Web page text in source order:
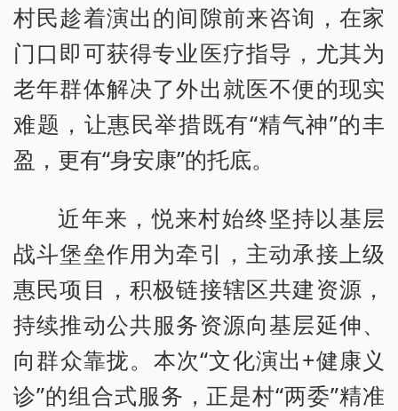
村民趁着演出的间隙前来咨询，在家
门口即可获得专业医疗指导，尤其为
老年群体解决了外出就医不便的现实
难题，让惠民举措既有“精气神”的丰
盈，更有“身安康”的托底。
近年来，悦来村始终坚持以基层
战斗堡垒作用为牵引，主动承接上级
惠民项目，积极链接辖区共建资源，
持续推动公共服务资源向基层延伸、
向群众靠拢。本次“文化演出+健康义
诊”的组合式服务，正是村“两委”精准